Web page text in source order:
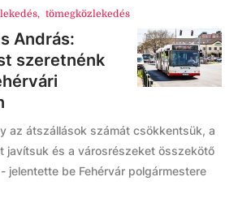
, tömegközlekedés
András:
szeretnénk
az átszállások számát csökkentsük, a
javítsuk és a városrészeket összekötő
jelentette be Fehérvár polgármestere